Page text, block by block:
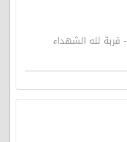
حلقة خاصة عهد التعبئة 01 - قربة لله الشهداء